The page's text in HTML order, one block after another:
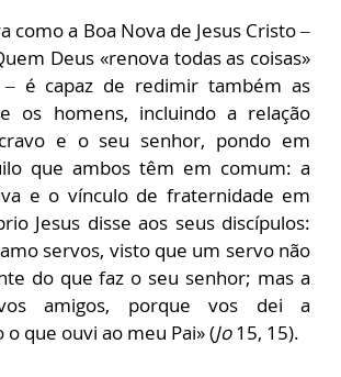
como a Boa Nova de Jesus Cristo –
Deus «renova todas as coisas»
– é capaz de redimir também as
os homens, incluindo a relação
e o seu senhor, pondo em
que ambos têm em comum: a
e o vínculo de fraternidade em
Jesus disse aos seus discípulos:
servos, visto que um servo não
do que faz o seu senhor; mas a
amigos, porque vos dei a
que ouvi ao meu Pai» (Jo15, 15).